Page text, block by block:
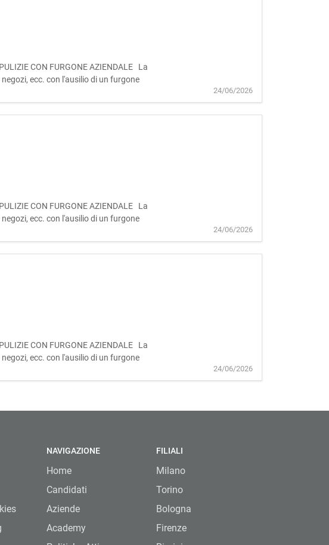
CON FURGONE AZIENDALE La
ecc. con l'ausilio di un furgone
24/06/2026
CON FURGONE AZIENDALE La
ecc. con l'ausilio di un furgone
24/06/2026
CON FURGONE AZIENDALE La
ecc. con l'ausilio di un furgone
24/06/2026
NAVIGAZIONE
Home
Candidati
Aziende
Academy
FILIALI
Milano
Torino
Bologna
Firenze